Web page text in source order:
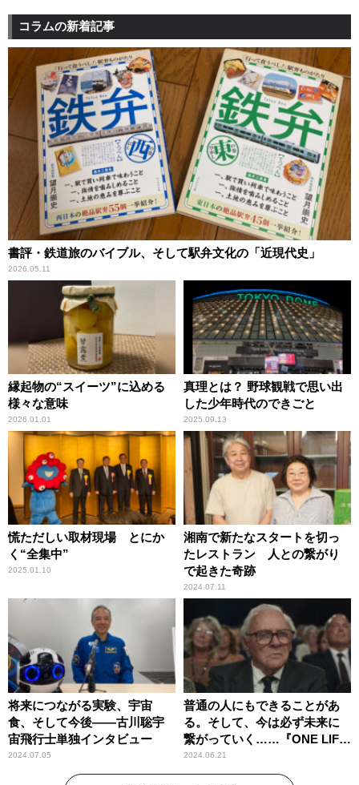
コラムの新着記事
書評・鉄道旅のバイブル、そして駅弁文化の「近現代史」
2026.05.11
縁起物の“スイーツ”に込める
様々な意味
2026.01.01
真理とは？ 野球観戦で思い出
した少年時代のできごと
2025.09.13
慌ただしい取材現場 とにか
く“全集中”
2025.01.10
湘南で新たなスタートを切っ
たレストラン 人との繋がり
で起きた奇跡
2024.07.11
将来につながる実験、宇宙
食、そして今後――古川聡宇
宙飛行士単独インタビュー
2024.07.05
普通の人にもできることがあ
る。そして、今は必ず未来に
繋がっていく……『ONE LIFE
奇跡が繋いだ6000の命』
2024.06.21